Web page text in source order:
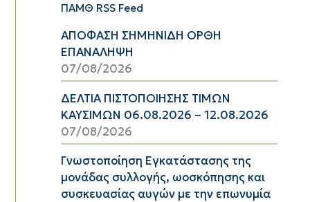
ΠΑΜΘ RSS Feed
ΑΠΟΦΑΣΗ ΣΗΜΗΝΙΔΗ ΟΡΘΗ
ΕΠΑΝΑΛΗΨΗ
07/08/2026
ΔΕΛΤΙΑ ΠΙΣΤΟΠΟΙΗΣΗΣ ΤΙΜΩΝ
ΚΑΥΣΙΜΩΝ 06.08.2026 – 12.08.2026
07/08/2026
Γνωστοποίηση Εγκατάστασης της
μονάδας συλλογής, ωοσκόπησης και
συσκευασίας αυγών με την επωνυμία